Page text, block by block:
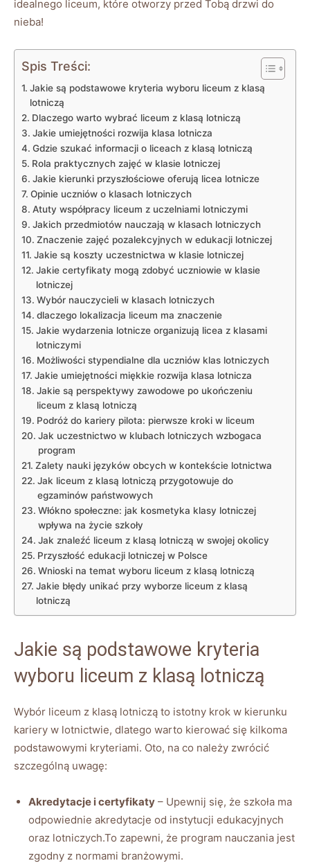
idealnego liceum, które otworzy przed Tobą drzwi do
nieba!
Spis Treści:
Jakie są podstawowe kryteria wyboru liceum z klasą
lotniczą
Dlaczego warto wybrać liceum z klasą lotniczą
Jakie umiejętności rozwija klasa lotnicza
Gdzie szukać informacji o liceach z klasą lotniczą
Rola praktycznych zajęć w klasie lotniczej
Jakie kierunki przyszłościowe oferują licea lotnicze
Opinie uczniów o klasach lotniczych
Atuty współpracy liceum z uczelniami lotniczymi
Jakich przedmiotów nauczają w klasach lotniczych
Znaczenie zajęć pozalekcyjnych w edukacji lotniczej
Jakie są koszty uczestnictwa w klasie lotniczej
Jakie certyfikaty mogą zdobyć uczniowie w klasie
lotniczej
Wybór nauczycieli w klasach lotniczych
dlaczego lokalizacja liceum ma znaczenie
Jakie wydarzenia lotnicze organizują licea z klasami
lotniczymi
Możliwości stypendialne dla uczniów klas lotniczych
Jakie umiejętności miękkie rozwija klasa lotnicza
Jakie są perspektywy zawodowe po ukończeniu
liceum z klasą lotniczą
Podróż do kariery pilota: pierwsze kroki w liceum
Jak uczestnictwo w klubach lotniczych wzbogaca
program
Zalety nauki języków obcych w kontekście lotnictwa
Jak liceum z klasą lotniczą przygotowuje do
egzaminów państwowych
Włókno społeczne: jak kosmetyka klasy lotniczej
wpływa na życie szkoły
Jak znaleźć liceum z klasą lotniczą w swojej okolicy
Przyszłość edukacji lotniczej w Polsce
Wnioski na temat wyboru liceum z klasą lotniczą
Jakie błędy unikać przy wyborze liceum z klasą
lotniczą
Jakie są podstawowe kryteria
wyboru liceum z klasą lotniczą
Wybór liceum z klasą lotniczą to istotny krok w kierunku
kariery w lotnictwie, dlatego warto kierować się kilkoma
podstawowymi kryteriami. Oto, na co należy zwrócić
szczególną uwagę:
Akredytacje i certyfikaty – Upewnij się, że szkoła ma
odpowiednie akredytacje od instytucji edukacyjnych
oraz lotniczych.To zapewni, że program nauczania jest
zgodny z normami branżowymi.